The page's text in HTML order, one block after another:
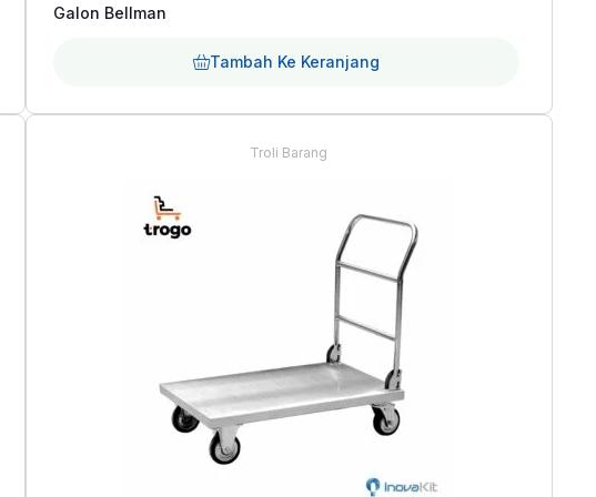
adalah:
Rp3.349.000.
Galon Bellman
Tambah Ke Keranjang
Troli Barang